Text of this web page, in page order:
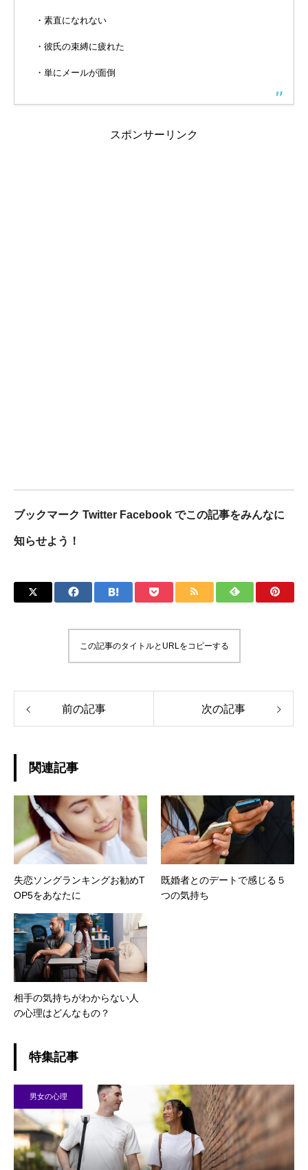
・素直になれない
・彼氏の束縛に疲れた
・単にメールが面倒
スポンサーリンク
ブックマーク Twitter Facebook でこの記事をみんなに
知らせよう！
この記事のタイトルとURLをコピーする
前の記事 次の記事
関連記事
失恋ソングランキングお勧めT
OP5をあなたに
既婚者とのデートで感じる５
つの気持ち
相手の気持ちがわからない人
の心理はどんなもの？
特集記事
男女の心理